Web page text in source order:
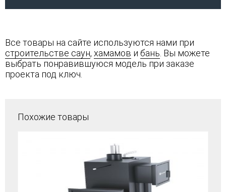
Все товары на сайте используются нами при
строительстве саун, хамамов и бань . Вы можете
выбрать понравившуюся модель при заказе
проекта под ключ.
Похожие товары